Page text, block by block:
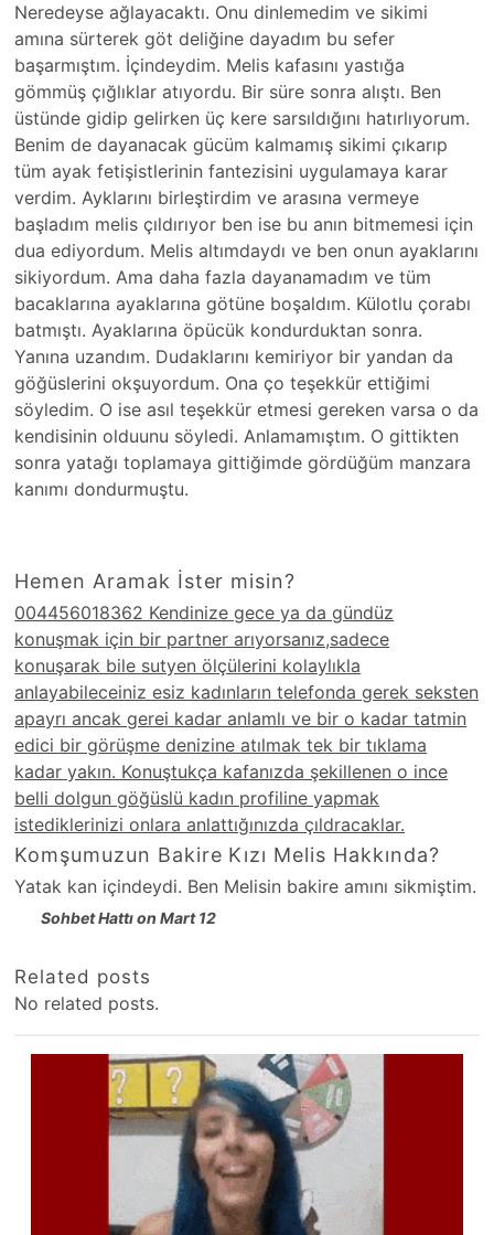
Neredeyse ağlayacaktı. Onu dinlemedim ve sikimi
amına sürterek göt deliğine dayadım bu sefer
başarmıştım. İçindeydim. Melis kafasını yastığa
gömmüş çığlıklar atıyordu. Bir süre sonra alıştı. Ben
üstünde gidip gelirken üç kere sarsıldığını hatırlıyorum.
Benim de dayanacak gücüm kalmamış sikimi çıkarıp
tüm ayak fetişistlerinin fantezisini uygulamaya karar
verdim. Ayklarını birleştirdim ve arasına vermeye
başladım melis çıldırıyor ben ise bu anın bitmemesi için
dua ediyordum. Melis altımdaydı ve ben onun ayaklarını
sikiyordum. Ama daha fazla dayanamadım ve tüm
bacaklarına ayaklarına götüne boşaldım. Külotlu çorabı
batmıştı. Ayaklarına öpücük kondurduktan sonra.
Yanına uzandım. Dudaklarını kemiriyor bir yandan da
göğüslerini okşuyordum. Ona ço teşekkür ettiğimi
söyledim. O ise asıl teşekkür etmesi gereken varsa o da
kendisinin olduunu söyledi. Anlamamıştım. O gittikten
sonra yatağı toplamaya gittiğimde gördüğüm manzara
kanımı dondurmuştu.
Hemen Aramak İster misin?
004456018362 Kendinize gece ya da gündüz
konuşmak için bir partner arıyorsanız,sadece
konuşarak bile sutyen ölçülerini kolaylıkla
anlayabileceiniz esiz kadınların telefonda gerek seksten
apayrı ancak gerei kadar anlamlı ve bir o kadar tatmin
edici bir görüşme denizine atılmak tek bir tıklama
kadar yakın. Konuştukça kafanızda şekillenen o ince
belli dolgun göğüslü kadın profiline yapmak
istediklerinizi onlara anlattığınızda çıldracaklar.
Komşumuzun Bakire Kızı Melis Hakkında?
Yatak kan içindeydi. Ben Melisin bakire amını sikmiştim.
Sohbet Hattı on Mart 12
Related posts
No related posts.